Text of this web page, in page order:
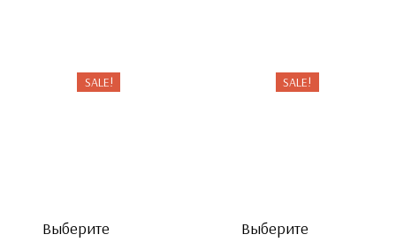
SALE!
Выберите
SALE!
Выберите